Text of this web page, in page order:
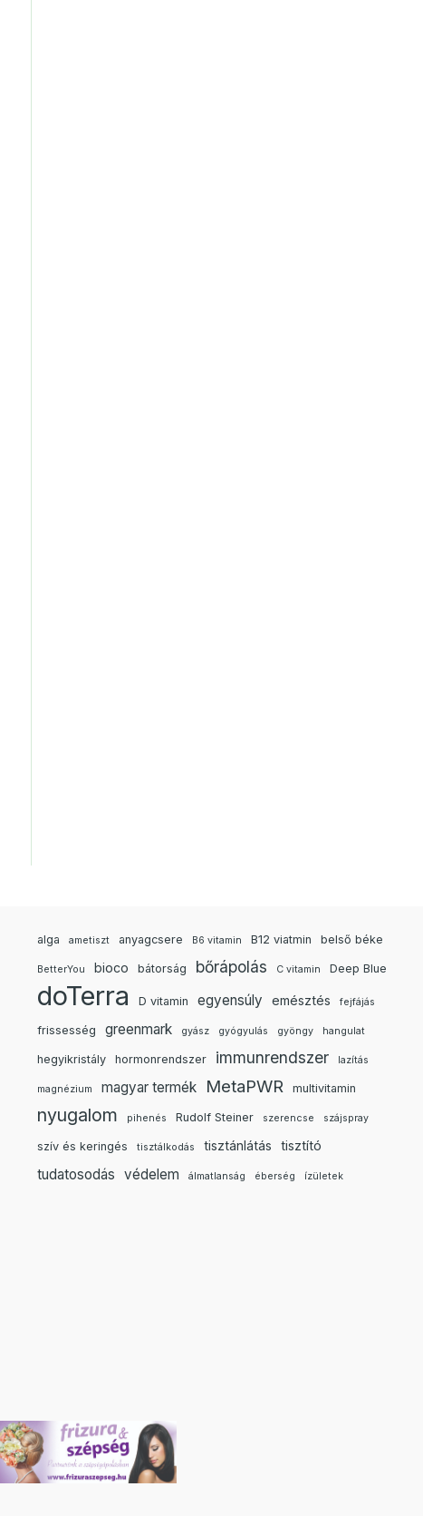
alga ametiszt anyagcsere B6 vitamin B12 viatmin belső béke
BetterYou bioco bátorság bőrápolás C vitamin Deep Blue
doTerra D vitamin egyensúly emésztés fejfájás
frissesség greenmark gyász gyógyulás gyöngy hangulat
hegyikristály hormonrendszer immunrendszer lazítás
magnézium magyar termék MetaPWR multivitamin
nyugalom pihenés Rudolf Steiner szerencse szájspray
szív és keringés tisztálkodás tisztánlátás tisztító
tudatosodás védelem álmatlanság éberség ízületek